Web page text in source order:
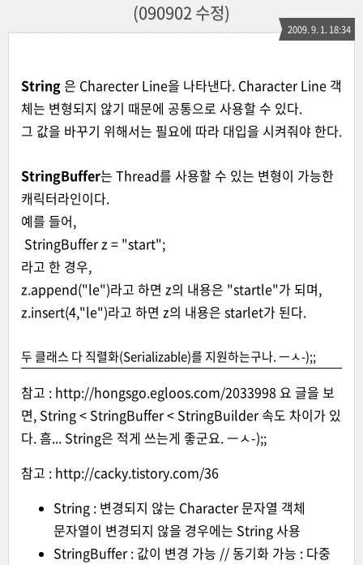
(090902 수정)
2009. 9. 1. 18:34
String은 Charecter Line을 나타낸다. Character Line 객
체는 변형되지 않기 때문에 공통으로 사용할 수 있다.
그 값을 바꾸기 위해서는 필요에 따라 대입을 시켜줘야 한다.
StringBuffer는 Thread를 사용할 수 있는 변형이 가능한
캐릭터라인이다.
예를 들어,
StringBuffer z = "start";
라고 한 경우,
z.append("le")라고 하면 z의 내용은 "startle"가 되며,
z.insert(4,"le")라고 하면 z의 내용은 starlet가 된다.
두 클래스 다 직렬화(Serializable)를 지원하는구나. ㅡㅅ-);;
참고 : http://hongsgo.egloos.com/2033998 요 글을 보
면, String < StringBuffer < StringBuilder 속도 차이가 있
다. 흠... String은 적게 쓰는게 좋군요. ㅡㅅ-);;
참고 : http://cacky.tistory.com/36
String : 변경되지 않는 Character 문자열 객체
문자열이 변경되지 않을 경우에는 String 사용
StringBuffer : 값이 변경 가능 // 동기화 가능 : 다중